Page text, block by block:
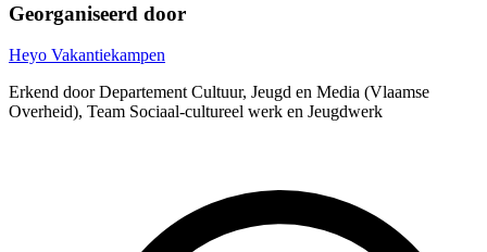
Georganiseerd door
Heyo Vakantiekampen
Erkend door Departement Cultuur, Jeugd en Media (Vlaamse
Overheid), Team Sociaal-cultureel werk en Jeugdwerk